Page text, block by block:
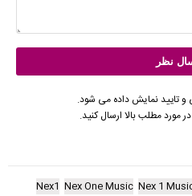
تایید نمایش داده می شود.
مورد مطلب بالا ارسال کنید.
Nex 1
Nex One Music
Nex1